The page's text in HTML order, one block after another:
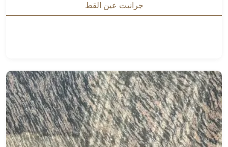
جرانيت عين القط